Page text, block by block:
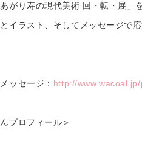
がり寿の現代美術 回・転・展」
イラスト、そしてメッセージで
ッセージ： http://
プロフィール＞